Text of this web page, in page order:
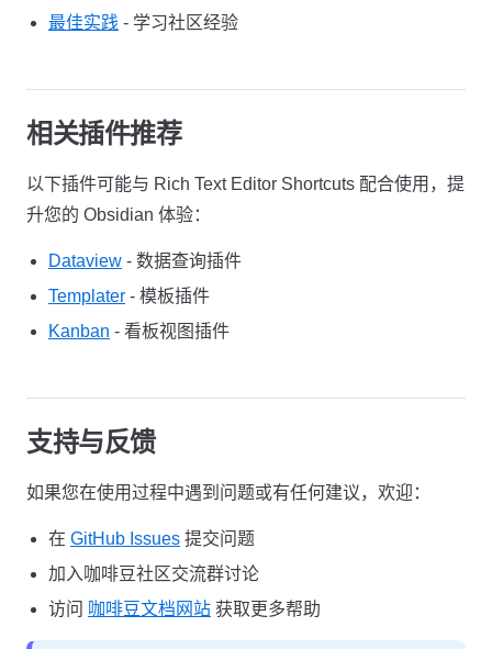
最佳实践 - 学习社区经验
相关插件推荐
以下插件可能与 Rich Text Editor Shortcuts 配合使用，提
升您的 Obsidian 体验：
Dataview - 数据查询插件
Templater - 模板插件
Kanban - 看板视图插件
支持与反馈
如果您在使用过程中遇到问题或有任何建议，欢迎：
在 GitHub Issues 提交问题
加入咖啡豆社区交流群讨论
访问 咖啡豆文档网站 获取更多帮助